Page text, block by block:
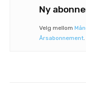
Ny
Velg mellom
Årsabonnement